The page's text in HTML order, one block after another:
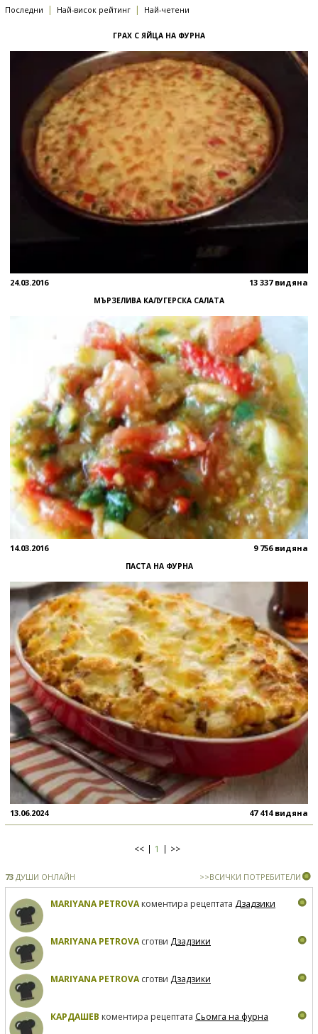
Последни | Най-висок рейтинг | Най-четени
ГРАХ С ЯЙЦА НА ФУРНА
24.03.2016 13 337 видяна
МЪРЗЕЛИВА КАЛУГЕРСКА САЛАТА
14.03.2016 9 756 видяна
ПАСТА НА ФУРНА
13.06.2024 47 414 видяна
<< 1 >>
73 ДУШИ ОНЛАЙН >>ВСИЧКИ ПОТРЕБИТЕЛИ
MARIYANA PETROVAкоментира рецептата Дзадзики
MARIYANA PETROVAсготви Дзадзики
MARIYANA PETROVAсготви Дзадзики
КАРДАШЕВ коментира рецептата Сьомга на фурна